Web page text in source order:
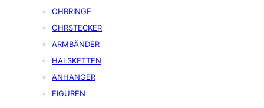
OHRRINGE
OHRSTECKER
ARMBÄNDER
HALSKETTEN
ANHÄNGER
FIGUREN